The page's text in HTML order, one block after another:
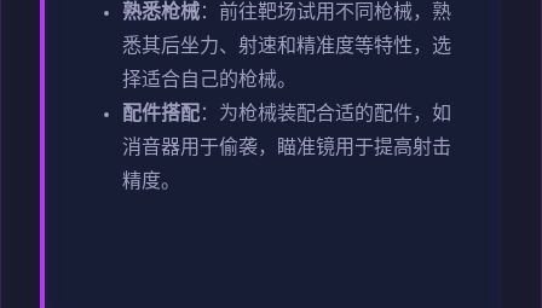
熟悉枪械：前往靶场试用不同枪械，熟
悉其后坐力、射速和精准度等特性，选
择适合自己的枪械。
配件搭配：为枪械装配合适的配件，如
消音器用于偷袭，瞄准镜用于提高射击
精度。